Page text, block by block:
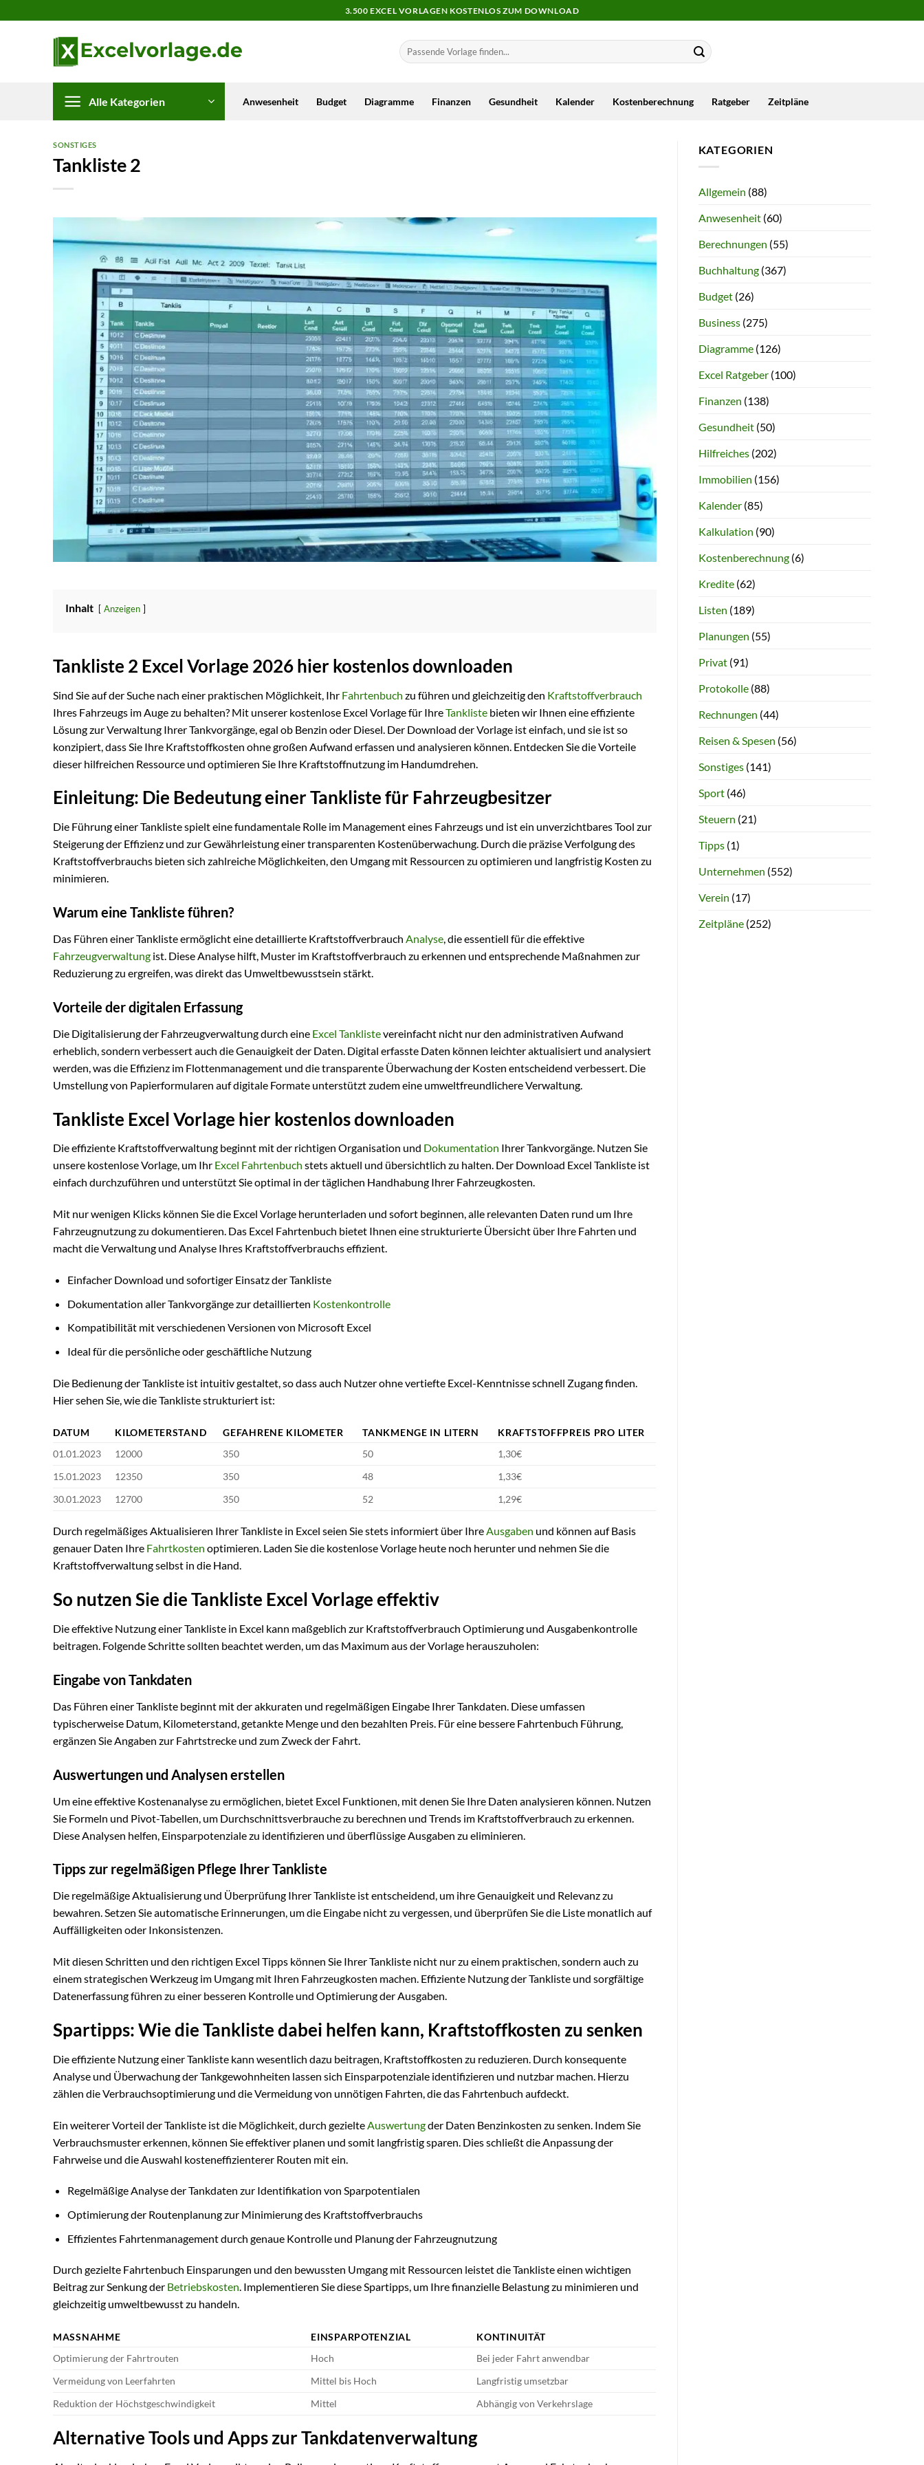
Inhalt
3.500 EXCEL VORLAGEN KOSTENLOS ZUM DOWNLOAD
Alle Kategorien Anwesenheit Budget Diagramme Finanzen Gesundheit Kalender Kostenberechnung Ratgeber Zeitpläne
SONSTIGES
Tankliste 2
Inhalt Anzeigen
Tankliste 2 Excel Vorlage 2026 hier kostenlos downloaden
Sind Sie auf der Suche nach einer praktischen Möglichkeit, Ihr Fahrtenbuch zu führen und gleichzeitig den Kraftstoffverbrauch
Ihres Fahrzeugs im Auge zu behalten? Mit unserer kostenlose Excel Vorlage für IhreTankliste bieten wir Ihnen eine effiziente
Lösung zur Verwaltung Ihrer Tankvorgänge, egal ob Benzin oder Diesel. Der Download der Vorlage ist einfach, und sie ist so
konzipiert, dass Sie Ihre Kraftstoffkosten ohne großen Aufwand erfassen und analysieren können. Entdecken Sie die Vorteile
dieser hilfreichen Ressource und optimieren Sie Ihre Kraftstoffnutzung im Handumdrehen.
Einleitung: Die Bedeutung einer Tankliste für Fahrzeugbesitzer
Die Führung einer Tankliste spielt eine fundamentale Rolle im Management eines Fahrzeugs und ist ein unverzichtbares Tool zur
Steigerung der Effizienz und zur Gewährleistung einer transparenten Kostenüberwachung. Durch die präzise Verfolgung des
Kraftstoffverbrauchs bieten sich zahlreiche Möglichkeiten, den Umgang mit Ressourcen zu optimieren und langfristig Kosten zu
minimieren.
Warum eine Tankliste führen?
Das Führen einer Tankliste ermöglicht eine detaillierte Kraftstoffverbrauch Analyse, die essentiell für die effektive
Fahrzeugverwaltung ist. Diese Analyse hilft, Muster im Kraftstoffverbrauch zu erkennen und entsprechende Maßnahmen zur
Reduzierung zu ergreifen, was direkt das Umweltbewusstsein stärkt.
Vorteile der digitalen Erfassung
Die Digitalisierung der Fahrzeugverwaltung durch eine Excel Tanklistevereinfacht nicht nur den administrativen Aufwand
erheblich, sondern verbessert auch die Genauigkeit der Daten. Digital erfasste Daten können leichter aktualisiert und analysiert
werden, was die Effizienz im Flottenmanagement und die transparente Überwachung der Kosten entscheidend verbessert. Die
Umstellung von Papierformularen auf digitale Formate unterstützt zudem eine umweltfreundlichere Verwaltung.
Tankliste Excel Vorlage hier kostenlos downloaden
Die effiziente Kraftstoffverwaltung beginnt mit der richtigen Organisation und Dokumentation Ihrer Tankvorgänge. Nutzen Sie
unsere kostenlose Vorlage, um Ihr Excel Fahrtenbuch stets aktuell und übersichtlich zu halten. Der Download Excel Tankliste ist
einfach durchzuführen und unterstützt Sie optimal in der täglichen Handhabung Ihrer Fahrzeugkosten.
Mit nur wenigen Klicks können Sie die Excel Vorlage herunterladen und sofort beginnen, alle relevanten Daten rund um Ihre
Fahrzeugnutzung zu dokumentieren. Das Excel Fahrtenbuch bietet Ihnen eine strukturierte Übersicht über Ihre Fahrten und
macht die Verwaltung und Analyse Ihres Kraftstoffverbrauchs effizient.
Einfacher Download und sofortiger Einsatz der Tankliste
Dokumentation aller Tankvorgänge zur detaillierten Kostenkontrolle
Kompatibilität mit verschiedenen Versionen von Microsoft Excel
Ideal für die persönliche oder geschäftliche Nutzung
Die Bedienung der Tankliste ist intuitiv gestaltet, so dass auch Nutzer ohne vertiefte Excel-Kenntnisse schnell Zugang finden.
Hier sehen Sie, wie die Tankliste strukturiert ist:
DATUM KILOMETERSTAND GEFAHRENE KILOMETER TANKMENGE IN LITERN
KRAFTSTOFFPREIS PRO LITER
01.01.2023
12000 350 50
1,30€
15.01.2023
12350 350 48
1,33€
30.01.2023
12700 350 52 1,29€
Durch regelmäßiges Aktualisieren Ihrer Tankliste in Excel seien Sie stets informiert über IhreAusgaben und können auf Basis
genauer Daten Ihre Fahrtkosten optimieren. Laden Sie die kostenlose Vorlage heute noch herunter und nehmen Sie die
Kraftstoffverwaltung selbst in die Hand.
So nutzen Sie die Tankliste Excel Vorlage effektiv
Die effektive Nutzung einer Tankliste in Excel kann maßgeblich zur Kraftstoffverbrauch Optimierung und Ausgabenkontrolle
beitragen. Folgende Schritte sollten beachtet werden, um das Maximum aus der Vorlage herauszuholen:
Eingabe von Tankdaten
Das Führen einer Tankliste beginnt mit der akkuraten und regelmäßigen Eingabe Ihrer Tankdaten. Diese umfassen
typischerweise Datum, Kilometerstand, getankte Menge und den bezahlten Preis. Für eine bessere Fahrtenbuch Führung,
ergänzen Sie Angaben zur Fahrtstrecke und zum Zweck der Fahrt.
Auswertungen und Analysen erstellen
Um eine effektive Kostenanalyse zu ermöglichen, bietet Excel Funktionen, mit denen Sie Ihre Daten analysieren können. Nutzen
Sie Formeln und Pivot-Tabellen, um Durchschnittsverbrauche zu berechnen und Trends im Kraftstoffverbrauch zu erkennen.
Diese Analysen helfen, Einsparpotenziale zu identifizieren und überflüssige Ausgaben zu eliminieren.
Tipps zur regelmäßigen Pflege Ihrer Tankliste
Die regelmäßige Aktualisierung und Überprüfung Ihrer Tankliste ist entscheidend, um ihre Genauigkeit und Relevanz zu
bewahren. Setzen Sie automatische Erinnerungen, um die Eingabe nicht zu vergessen, und überprüfen Sie die Liste monatlich auf
Auffälligkeiten oder Inkonsistenzen.
Mit diesen Schritten und den richtigen Excel Tipps können Sie Ihrer Tankliste nicht nur zu einem praktischen, sondern auch zu
einem strategischen Werkzeug im Umgang mit Ihren Fahrzeugkosten machen. Effiziente Nutzung der Tankliste und sorgfältige
Datenerfassung führen zu einer besseren Kontrolle und Optimierung der Ausgaben.
Spartipps: Wie die Tankliste dabei helfen kann, Kraftstoffkosten zu senken
Die effiziente Nutzung einer Tankliste kann wesentlich dazu beitragen, Kraftstoffkosten zu reduzieren. Durch konsequente
Analyse und Überwachung der Tankgewohnheiten lassen sich Einsparpotenziale identifizieren und nutzbar machen. Hierzu
zählen die Verbrauchsoptimierung und die Vermeidung von unnötigen Fahrten, die das Fahrtenbuch aufdeckt.
Ein weiterer Vorteil der Tankliste ist die Möglichkeit, durch gezielte Auswertungder Daten Benzinkosten zu senken. Indem Sie
Verbrauchsmuster erkennen, können Sie effektiver planen und somit langfristig sparen. Dies schließt die Anpassung der
Fahrweise und die Auswahl kosteneffizienterer Routen mit ein.
Regelmäßige Analyse der Tankdaten zur Identifikation von Sparpotentialen
Optimierung der Routenplanung zur Minimierung des Kraftstoffverbrauchs
Effizientes Fahrtenmanagement durch genaue Kontrolle und Planung der Fahrzeugnutzung
Durch gezielte Fahrtenbuch Einsparungen und den bewussten Umgang mit Ressourcen leistet die Tankliste einen wichtigen
Beitrag zur Senkung der Betriebskosten. Implementieren Sie diese Spartipps, um Ihre finanzielle Belastung zu minimieren und
gleichzeitig umweltbewusst zu handeln.
MASSNAHME EINSPARPOTENZIAL
KONTINUITÄT
Optimierung der Fahrtrouten
Hoch
Bei jeder Fahrt anwendbar
Vermeidung von Leerfahrten
Mittel bis Hoch
Langfristig umsetzbar
Reduktion der Höchstgeschwindigkeit
Mittel Abhängig von Verkehrslage
Alternative Tools und Apps zur Tankdatenverwaltung
KATEGORIEN
Allgemein (88)
Anwesenheit(60)
Berechnungen (55)
Buchhaltung(367)
Budget(26)
Business(275)
Diagramme(126)
Excel Ratgeber(100)
Finanzen (138)
Gesundheit(50)
Hilfreiches(202)
Immobilien (156)
Kalender(85)
Kalkulation (90)
Kostenberechnung(6)
Kredite(62)
Listen (189)
Planungen (55)
Privat(91)
Protokolle(88)
Rechnungen (44)
Reisen & Spesen (56)
Sonstiges(141)
Sport(46)
Steuern (21)
Tipps(1)
Unternehmen (552)
Verein (17)
Zeitpläne(252)